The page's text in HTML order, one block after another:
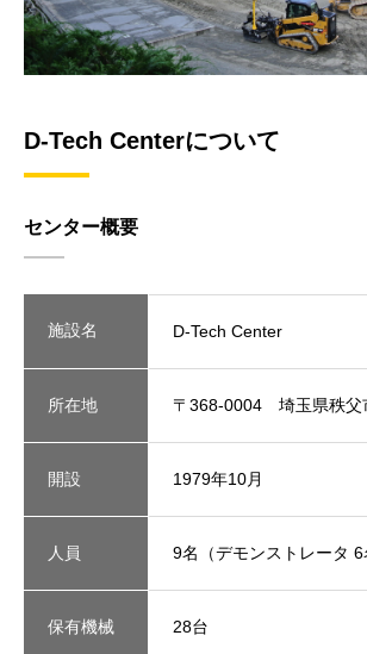
D-Tech Centerについて
センター概要
施設名 D-Tech Center
所在地 〒368-0004 埼玉県秩父
開設 1979年10月
人員 9名（デモンストレータ 6
保有機械 28台